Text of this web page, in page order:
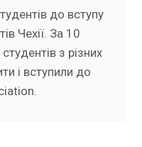
до вступу
Чехії. За 10
з різних
і вступили до